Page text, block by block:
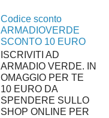
Codice sconto
ARMADIOVERDE
SCONTO 10 EURO
ISCRIVITI AD
ARMADIO VERDE. IN
OMAGGIO PER TE
10 EURO DA
SPENDERE SULLO
SHOP ONLINE PER